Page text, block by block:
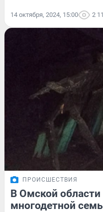
14 октября, 2024, 15:00 2
ПРОИСШЕСТВИЯ
В Омской области
многодетной